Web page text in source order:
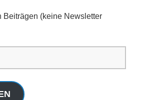
Beiträgen (keine Newsletter